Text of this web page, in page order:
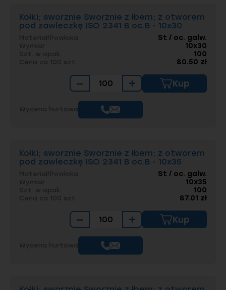
Kołki; sworznie Sworznie z łbem; z otworem
pod zawleczkę ISO 2341 B oc.B - 10x30
St / oc. galw.
10x30
100
80.50 zł
− + Kup
Kołki; sworznie Sworznie z łbem; z otworem
pod zawleczkę ISO 2341 B oc.B - 10x35
St / oc. galw.
10x35
100
87.01 zł
− + Kup